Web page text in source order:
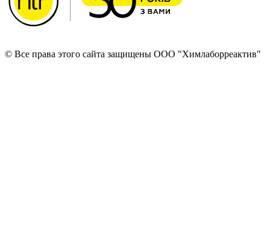
© Все права этого сайта защищены ООО "Химлаборреактив"